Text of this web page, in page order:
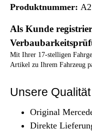
Produktnummer:
Als Kunde
Mit Ihrer 17-stelligen
Artikel zu Ihrem Fahrzeug
Unsere
Original
Direkte